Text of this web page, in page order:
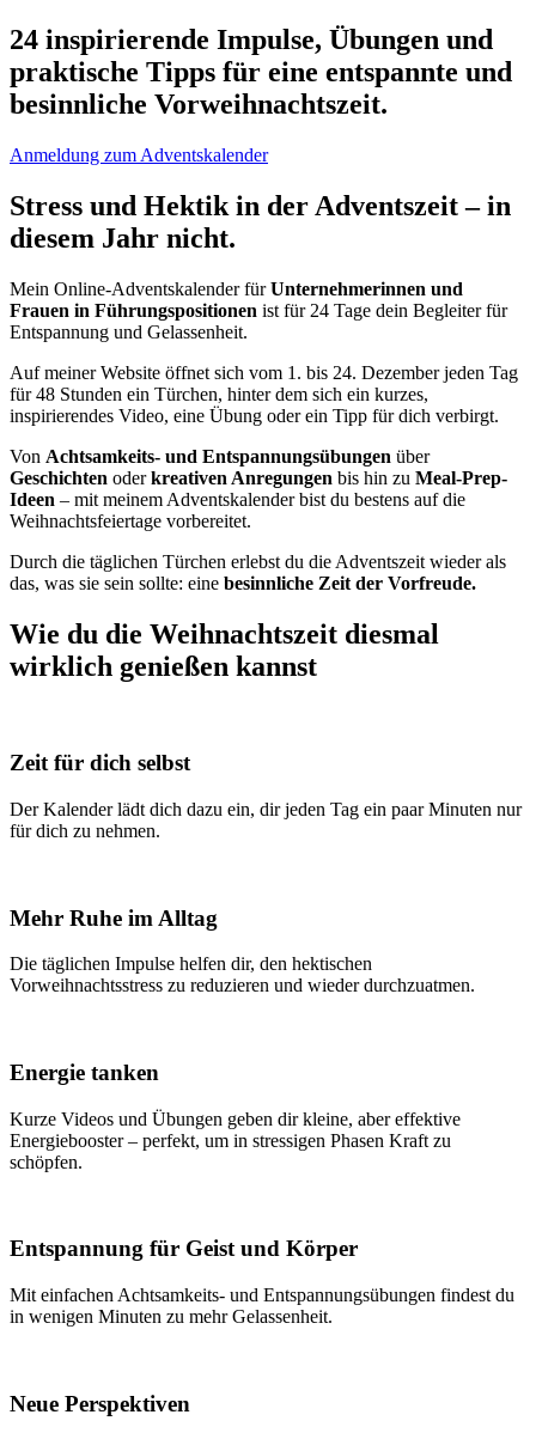
24 inspirierende Impulse, Übungen und
praktische Tipps für eine entspannte und
besinnliche Vorweihnachtszeit.
Anmeldung zum Adventskalender
Stress und Hektik in der Adventszeit – in
diesem Jahr nicht.
Mein Online-Adventskalender fürUnternehmerinnen und
Frauen in Führungspositionen ist für 24 Tage dein Begleiter für
Entspannung und Gelassenheit.
Auf meiner Website öffnet sich vom 1. bis 24. Dezember jeden Tag
für 48 Stunden ein Türchen, hinter dem sich ein kurzes,
inspirierendes Video, eine Übung oder ein Tipp für dich verbirgt.
Von Achtsamkeits- und Entspannungsübungen über
Geschichten oderkreativen Anregungen bis hin zu Meal-Prep-
Ideen – mit meinem Adventskalender bist du bestens auf die
Weihnachtsfeiertage vorbereitet.
Durch die täglichen Türchen erlebst du die Adventszeit wieder als
das, was sie sein sollte: eine besinnliche Zeit der Vorfreude.
Wie du die Weihnachtszeit diesmal
wirklich genießen kannst
Zeit für dich selbst
Der Kalender lädt dich dazu ein, dir jeden Tag ein paar Minuten nur
für dich zu nehmen.
Mehr Ruhe im Alltag
Die täglichen Impulse helfen dir, den hektischen
Vorweihnachtsstress zu reduzieren und wieder durchzuatmen.
Energie tanken
Kurze Videos und Übungen geben dir kleine, aber effektive
Energiebooster – perfekt, um in stressigen Phasen Kraft zu
schöpfen.
Entspannung für Geist und Körper
Mit einfachen Achtsamkeits- und Entspannungsübungen findest du
in wenigen Minuten zu mehr Gelassenheit.
Neue Perspektiven